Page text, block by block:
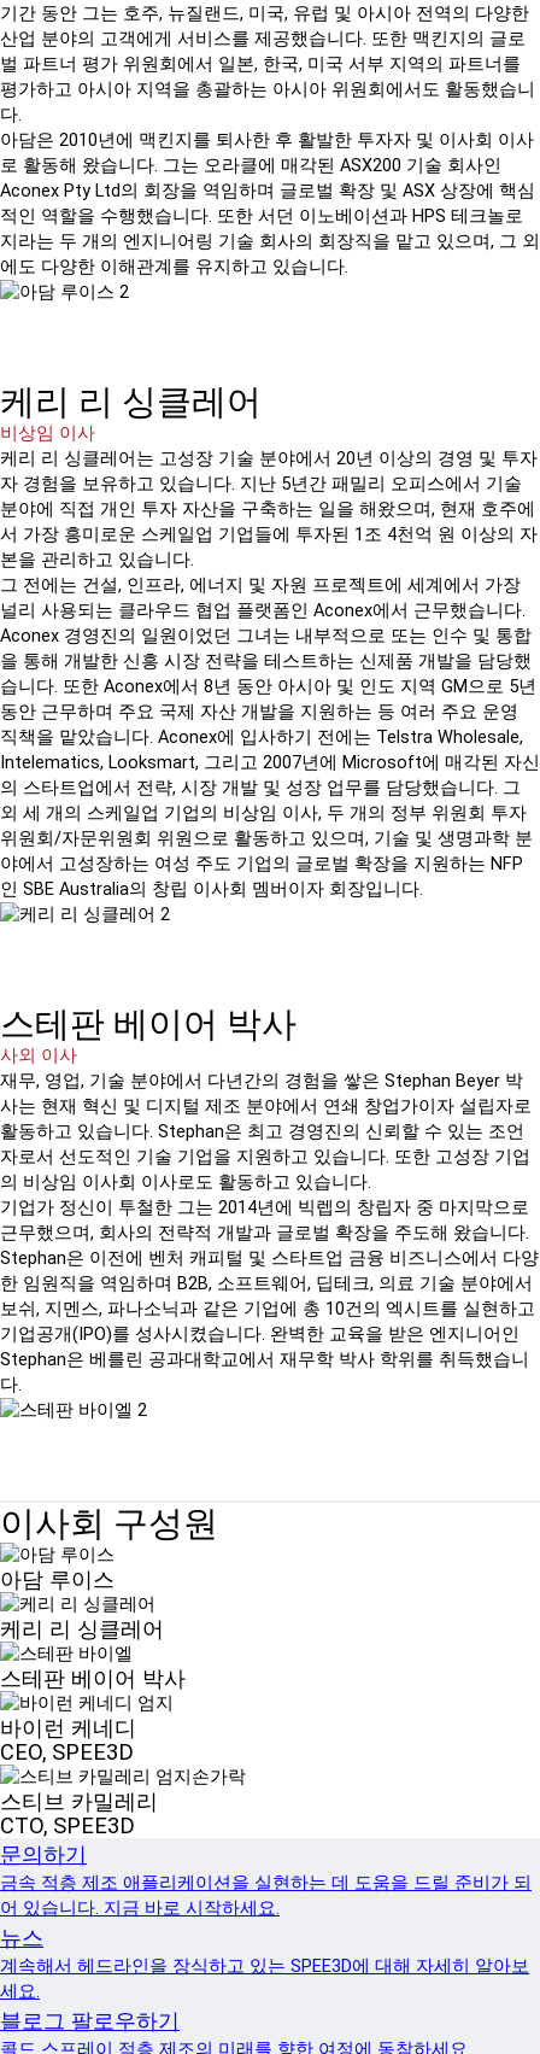
기간 동안 그는 호주, 뉴질랜드, 미국, 유럽 및 아시아 전역의 다양한
산업 분야의 고객에게 서비스를 제공했습니다. 또한 맥킨지의 글로
벌 파트너 평가 위원회에서 일본, 한국, 미국 서부 지역의 파트너를
평가하고 아시아 지역을 총괄하는 아시아 위원회에서도 활동했습니
다.
아담은 2010년에 맥킨지를 퇴사한 후 활발한 투자자 및 이사회 이사
로 활동해 왔습니다. 그는 오라클에 매각된 ASX200 기술 회사인
Aconex Pty Ltd의 회장을 역임하며 글로벌 확장 및 ASX 상장에 핵심
적인 역할을 수행했습니다. 또한 서던 이노베이션과 HPS 테크놀로
지라는 두 개의 엔지니어링 기술 회사의 회장직을 맡고 있으며, 그 외
에도 다양한 이해관계를 유지하고 있습니다.
케리 리 싱클레어
비상임 이사
케리 리 싱클레어는 고성장 기술 분야에서 20년 이상의 경영 및 투자
자 경험을 보유하고 있습니다. 지난 5년간 패밀리 오피스에서 기술
분야에 직접 개인 투자 자산을 구축하는 일을 해왔으며, 현재 호주에
서 가장 흥미로운 스케일업 기업들에 투자된 1조 4천억 원 이상의 자
본을 관리하고 있습니다.
그 전에는 건설, 인프라, 에너지 및 자원 프로젝트에 세계에서 가장
널리 사용되는 클라우드 협업 플랫폼인 Aconex에서 근무했습니다.
Aconex 경영진의 일원이었던 그녀는 내부적으로 또는 인수 및 통합
을 통해 개발한 신흥 시장 전략을 테스트하는 신제품 개발을 담당했
습니다. 또한 Aconex에서 8년 동안 아시아 및 인도 지역 GM으로 5년
동안 근무하며 주요 국제 자산 개발을 지원하는 등 여러 주요 운영
직책을 맡았습니다. Aconex에 입사하기 전에는 Telstra Wholesale,
Intelematics, Looksmart, 그리고 2007년에 Microsoft에 매각된 자신
의 스타트업에서 전략, 시장 개발 및 성장 업무를 담당했습니다. 그
외 세 개의 스케일업 기업의 비상임 이사, 두 개의 정부 위원회 투자
위원회/자문위원회 위원으로 활동하고 있으며, 기술 및 생명과학 분
야에서 고성장하는 여성 주도 기업의 글로벌 확장을 지원하는 NFP
인 SBE Australia의 창립 이사회 멤버이자 회장입니다.
스테판 베이어 박사
사외 이사
재무, 영업, 기술 분야에서 다년간의 경험을 쌓은 Stephan Beyer 박
사는 현재 혁신 및 디지털 제조 분야에서 연쇄 창업가이자 설립자로
활동하고 있습니다. Stephan은 최고 경영진의 신뢰할 수 있는 조언
자로서 선도적인 기술 기업을 지원하고 있습니다. 또한 고성장 기업
의 비상임 이사회 이사로도 활동하고 있습니다.
기업가 정신이 투철한 그는 2014년에 빅렙의 창립자 중 마지막으로
근무했으며, 회사의 전략적 개발과 글로벌 확장을 주도해 왔습니다.
Stephan은 이전에 벤처 캐피털 및 스타트업 금융 비즈니스에서 다양
한 임원직을 역임하며 B2B, 소프트웨어, 딥테크, 의료 기술 분야에서
보쉬, 지멘스, 파나소닉과 같은 기업에 총 10건의 엑시트를 실현하고
기업공개(IPO)를 성사시켰습니다. 완벽한 교육을 받은 엔지니어인
Stephan은 베를린 공과대학교에서 재무학 박사 학위를 취득했습니
다.
이사회 구성원
아담 루이스
케리 리 싱클레어
스테판 베이어 박사
바이런 케네디
CEO, SPEE3D
스티브 카밀레리
CTO, SPEE3D
문의하기
금속 적층 제조 애플리케이션을 실현하는 데 도움을 드릴 준비가 되
어 있습니다. 지금 바로 시작하세요.
뉴스
계속해서 헤드라인을 장식하고 있는 SPEE3D에 대해 자세히 알아보
세요.
블로그 팔로우하기
콜드 스프레이 적층 제조의 미래를 향한 여정에 동참하세요.